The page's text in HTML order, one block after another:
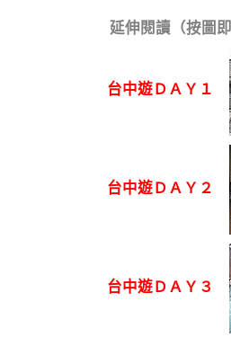
延伸閱讀（按圖即
台中遊ＤＡＹ１
台中遊ＤＡＹ２
台中遊ＤＡＹ３